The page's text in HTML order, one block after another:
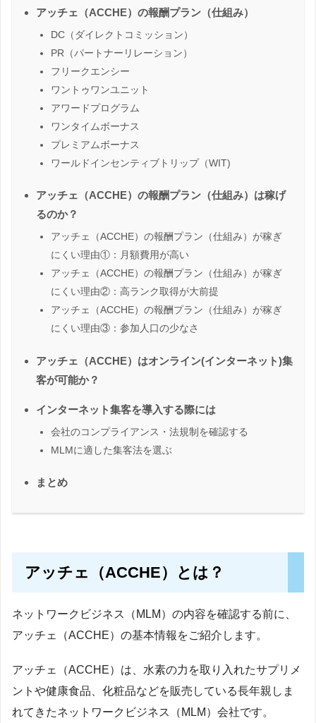
アッチェ（ACCHE）の報酬プラン（仕組み）
DC（ダイレクトコミッション）
PR（パートナーリレーション）
フリークエンシー
ワントゥワンユニット
アワードプログラム
ワンタイムボーナス
プレミアムボーナス
ワールドインセンティブトリップ（WIT)
アッチェ（ACCHE）の報酬プラン（仕組み）は稼げ
るのか？
アッチェ（ACCHE）の報酬プラン（仕組み）が稼ぎ
にくい理由①：月額費用が高い
アッチェ（ACCHE）の報酬プラン（仕組み）が稼ぎ
にくい理由②：高ランク取得が大前提
アッチェ（ACCHE）の報酬プラン（仕組み）が稼ぎ
にくい理由③：参加人口の少なさ
アッチェ（ACCHE）はオンライン(インターネット)集
客が可能か？
インターネット集客を導入する際には
会社のコンプライアンス・法規制を確認する
MLMに適した集客法を選ぶ
まとめ
アッチェ（ACCHE）とは？
ネットワークビジネス（MLM）の内容を確認する前に、
アッチェ（ACCHE）の基本情報をご紹介します。
アッチェ（ACCHE）は、水素の力を取り入れたサプリメ
ントや健康食品、化粧品などを販売している長年親しま
れてきたネットワークビジネス（MLM）会社です。